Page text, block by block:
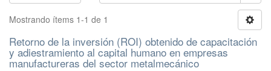
Mostrando ítems 1-1 de 1
Retorno de la inversión (ROI) obtenido de capacitación
y adiestramiento al capital humano en empresas
manufactureras del sector metalmecánico